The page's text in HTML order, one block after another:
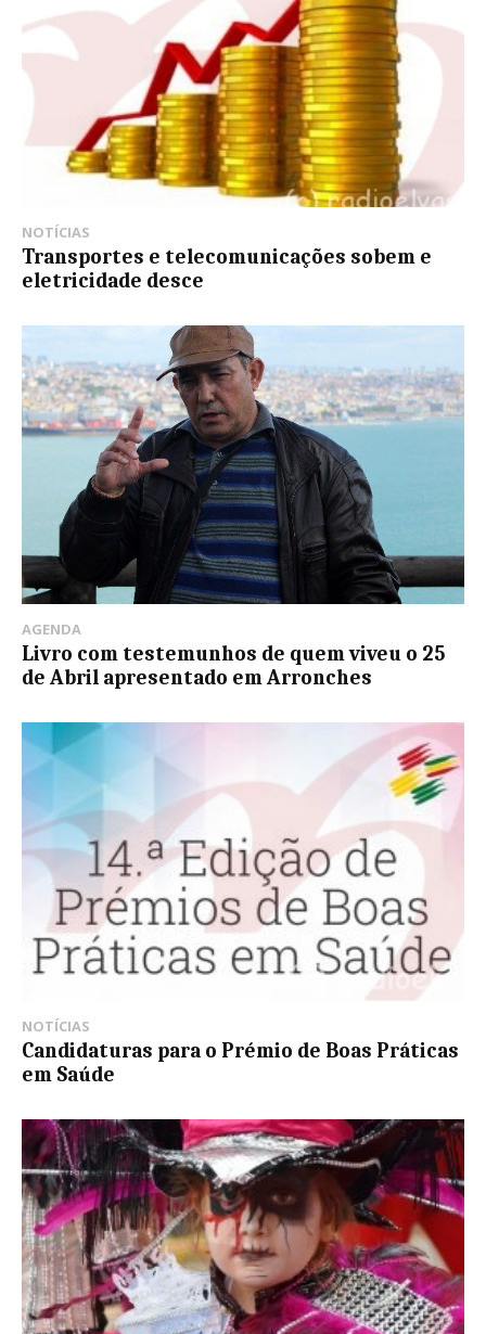
NOTÍCIAS
Transportes e telecomunicações sobem e
eletricidade desce
AGENDA
Livro com testemunhos de quem viveu o 25
de Abril apresentado em Arronches
NOTÍCIAS
Candidaturas para o Prémio de Boas Práticas
em Saúde